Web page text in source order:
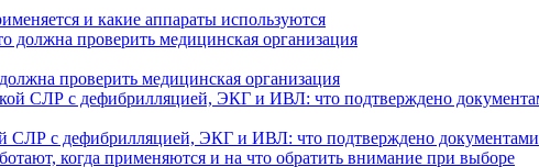
и какие аппараты используются
проверить медицинская организация
СЛР с дефибрилляцией, ЭКГ и ИВЛ: что подтверждено документами